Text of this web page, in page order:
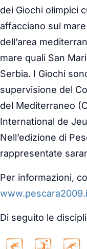
dei Giochi olimpici
affacciano sul
dell’area
mare quali San
Serbia. I Giochi
supervisione del
del Mediterraneo
International de
Nell’edizione di
rappresentate
Per informazioni,
Di seguito le